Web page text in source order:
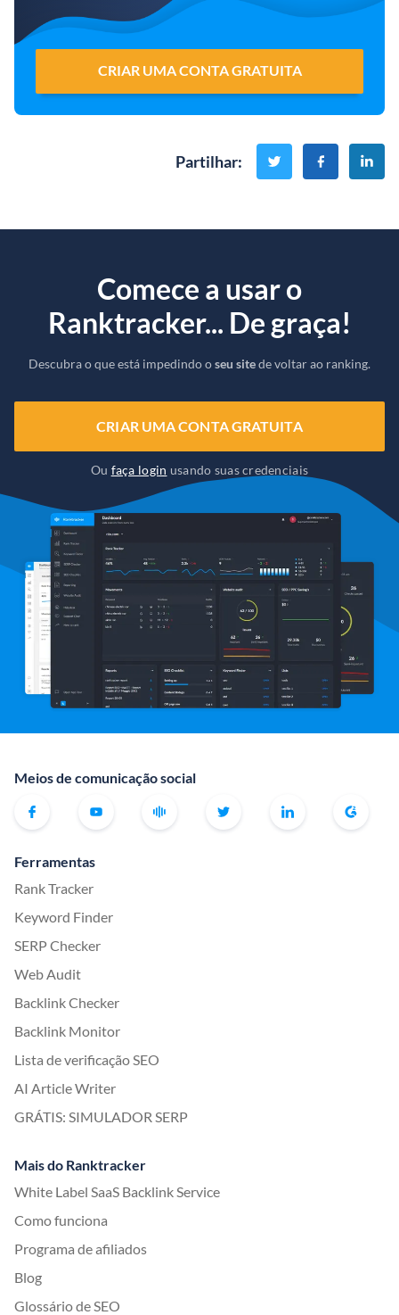
CRIAR UMA CONTA GRATUITA
Partilhar:
Comece a usar o
Ranktracker... De graça!
Descubra o que está impedindo oseu sitede voltar ao ranking.
CRIAR UMA CONTA GRATUITA
Ou faça login usando suas credenciais
Meios de comunicação social
Ferramentas
Rank Tracker
Keyword Finder
SERP Checker
Web Audit
Backlink Checker
Backlink Monitor
Lista de verificação SEO
AI Article Writer
GRÁTIS: SIMULADOR SERP
Mais do Ranktracker
White Label SaaS Backlink Service
Como funciona
Programa de afiliados
Blog
Glossário de SEO